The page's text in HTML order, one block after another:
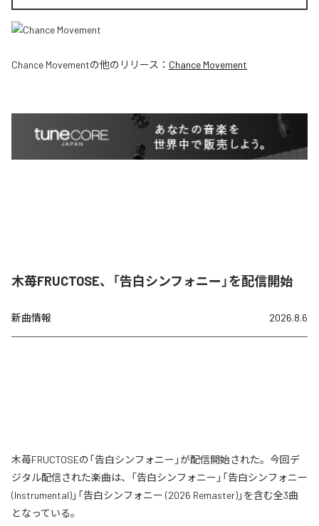
Chance Movementの他のリリース： Chance Movement
木苺FRUCTOSE、「告白シンフォニー」を配信開始
新曲情報 2026.8.6
木苺FRUCTOSEの「告白シンフォニー」が配信開始された。今回デ
ジタル配信された楽曲は、「告白シンフォニー」「告白シンフォニー
(Instrumental)」「告白シンフォニー (2026 Remaster)」を含む全3曲
となっている。